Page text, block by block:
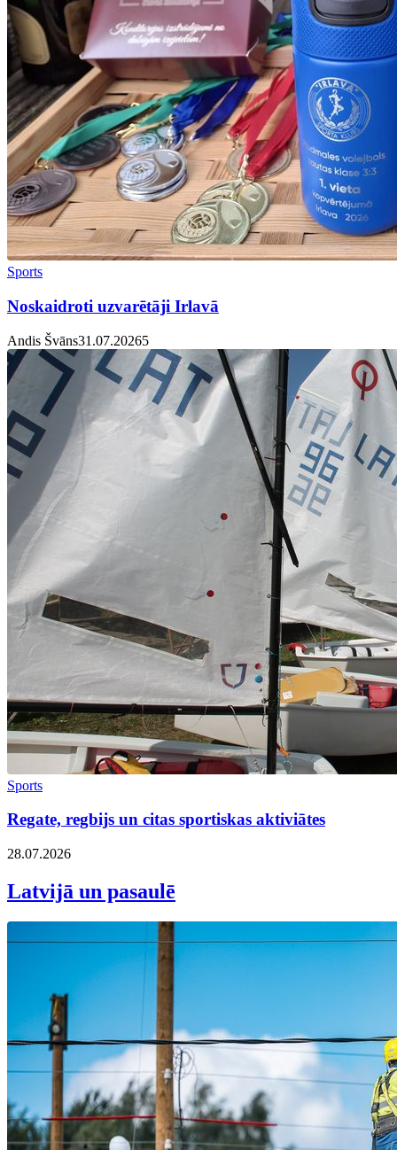
Sports
Noskaidroti uzvarētāji Irlavā
Andis Švāns31.07.20265
Sports
Regate, regbijs un citas sportiskas aktiviātes
28.07.2026
Latvijā un pasaulē